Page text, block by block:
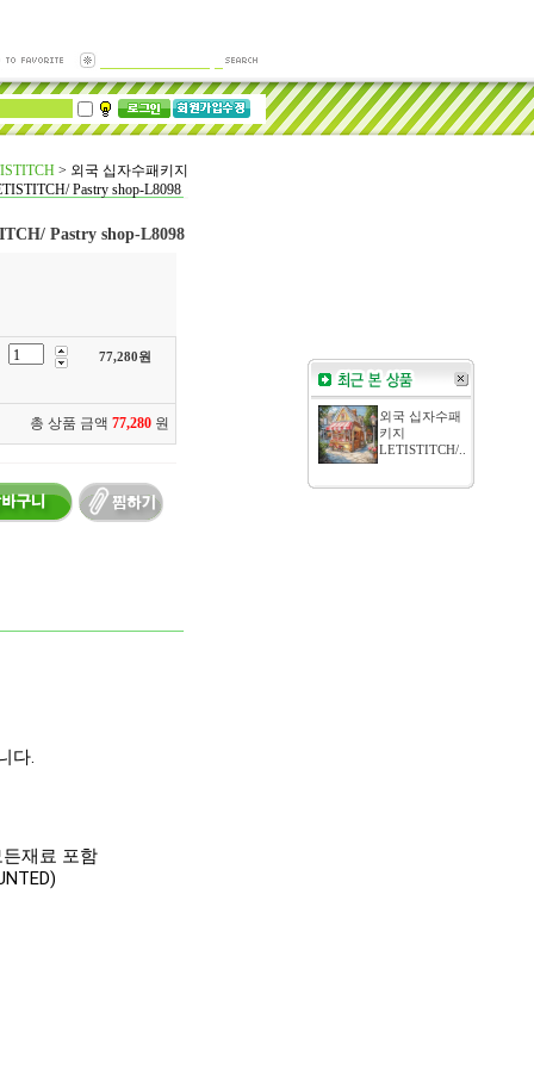
> 외국 십자수패키지
Pastry shop-L8098
Pastry shop-L8098
77,280원
총 상품 금액 77,280 원
다.
재료 포함
외국 십자수패
키지
LETISTITCH/..